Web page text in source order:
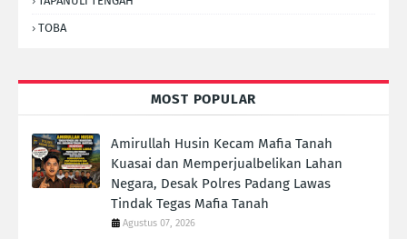
TOBA
MOST POPULAR
Amirullah Husin Kecam Mafia Tanah
Kuasai dan Memperjualbelikan Lahan
Negara, Desak Polres Padang Lawas
Tindak Tegas Mafia Tanah
Agustus 07, 2026